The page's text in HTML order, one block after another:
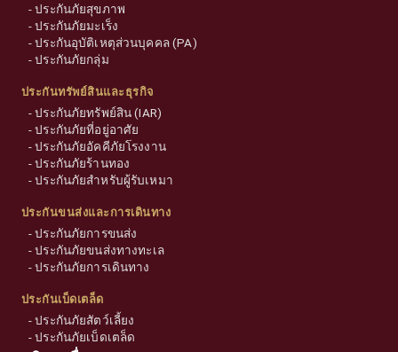
-ประกันภัยสุขภาพ
-ประกันภัยมะเร็ง
-ประกันอุบัติเหตุส่วนบุคคล (PA)
-ประกันภัยกลุ่ม
ประกันทรัพย์สินและธุรกิจ
-ประกันภัยทรัพย์สิน (IAR)
-ประกันภัยที่อยู่อาศัย
-ประกันภัยอัคคีภัยโรงงาน
-ประกันภัยร้านทอง
-ประกันภัยสำหรับผู้รับเหมา
ประกันขนส่งและการเดินทาง
-ประกันภัยการขนส่ง
-ประกันภัยขนส่งทางทะเล
-ประกันภัยการเดินทาง
ประกันเบ็ดเตล็ด
-ประกันภัยสัตว์เลี้ยง
-ประกันภัยเบ็ดเตล็ด